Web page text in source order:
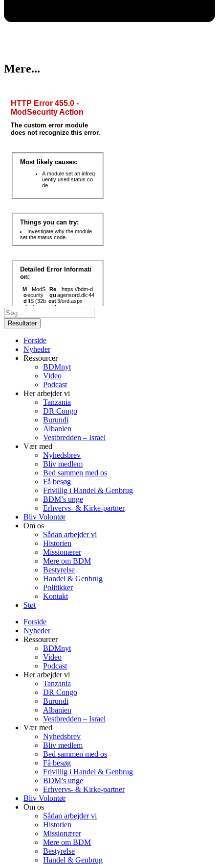
Mere...
Search
...Resultater
Forside
Nyheder
Ressourcer
BDMnyt
Video
Podcast
Her arbejder vi
Tanzania
DR Congo
Burundi
Albanien
Vestbredden – Israel
Vær med
Nyhedsbrev
Bliv medlem
Bed sammen med os
Få besøg
Frivillig i Handel & Genbrug
BDM’s unge
Erhvervs- & Kirke-partner
Bliv Volontør
Om os
Sådan arbejder vi
Historien
Missionærer
Mere om BDM
Bestyrelse
Handel & Genbrug
Politikker
Kontakt
Støt
Forside
Nyheder
Ressourcer
BDMnyt
Video
Podcast
Her arbejder vi
Tanzania
DR Congo
Burundi
Albanien
Vestbredden – Israel
Vær med
Nyhedsbrev
Bliv medlem
Bed sammen med os
Få besøg
Frivillig i Handel & Genbrug
BDM’s unge
Erhvervs- & Kirke-partner
Bliv Volontør
Om os
Sådan arbejder vi
Historien
Missionærer
Mere om BDM
Bestyrelse
Handel & Genbrug